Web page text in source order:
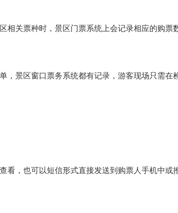
关票种时，景区门票系统上会记录相应的购票
景区窗口票务系统都有记录，游客现场只需在
，也可以短信形式直接发送到购票人手机中或